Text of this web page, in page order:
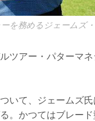
務めるジェームズ・
ツアー・パターマ
いて、ジェームズ
。かつてはブレー